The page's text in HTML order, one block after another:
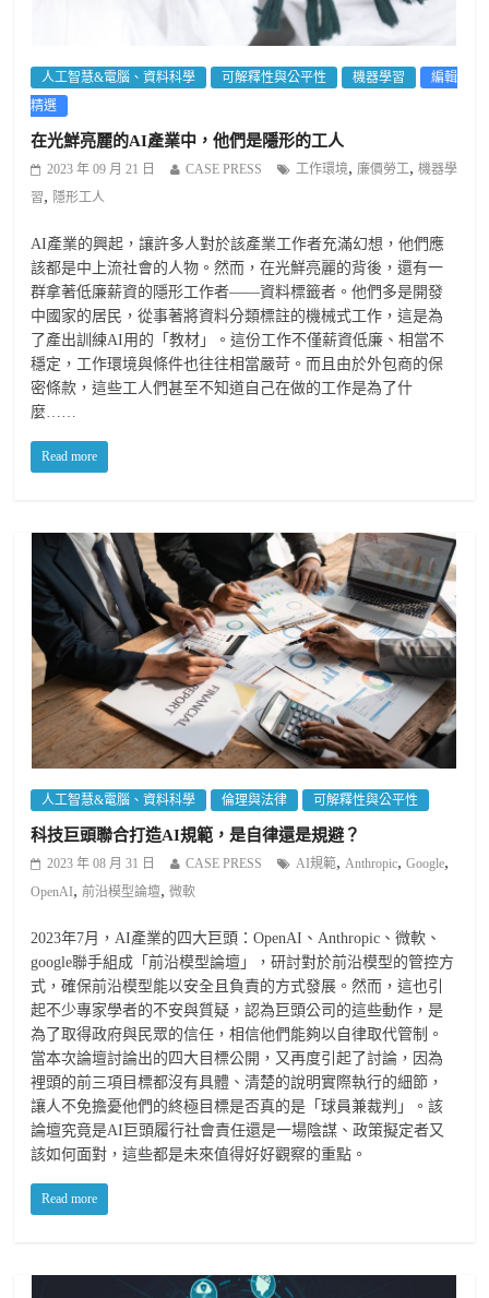
人工智慧&電腦、資料科學 可解釋性與公平性 機器學習
編輯
精選
在光鮮亮麗的AI產業中，他們是隱形的工人
2023 年 09 月 21 日 CASE PRESS 工作環境, 廉價勞工,機器學
習, 隱形工人
AI產業的興起，讓許多人對於該產業工作者充滿幻想，他們應
該都是中上流社會的人物。然而，在光鮮亮麗的背後，還有一
群拿著低廉薪資的隱形工作者——資料標籤者。他們多是開發
中國家的居民，從事著將資料分類標註的機械式工作，這是為
了產出訓練AI用的「教材」。這份工作不僅薪資低廉、相當不
穩定，工作環境與條件也往往相當嚴苛。而且由於外包商的保
密條款，這些工人們甚至不知道自己在做的工作是為了什
麼……
Read more
人工智慧&電腦、資料科學 倫理與法律 可解釋性與公平性
科技巨頭聯合打造AI規範，是自律還是規避？
2023 年 08 月 31 日 CASE PRESS AI規範, Anthropic,Google,
OpenAI,前沿模型論壇,微軟
2023年7月，AI產業的四大巨頭：OpenAI、Anthropic、微軟、
google聯手組成「前沿模型論壇」，研討對於前沿模型的管控方
式，確保前沿模型能以安全且負責的方式發展。然而，這也引
起不少專家學者的不安與質疑，認為巨頭公司的這些動作，是
為了取得政府與民眾的信任，相信他們能夠以自律取代管制。
當本次論壇討論出的四大目標公開，又再度引起了討論，因為
裡頭的前三項目標都沒有具體、清楚的說明實際執行的細節，
讓人不免擔憂他們的終極目標是否真的是「球員兼裁判」。該
論壇究竟是AI巨頭履行社會責任還是一場陰謀、政策擬定者又
該如何面對，這些都是未來值得好好觀察的重點。
Read more